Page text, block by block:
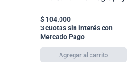
$104.000
3 cuotas sin interés con
Mercado Pago